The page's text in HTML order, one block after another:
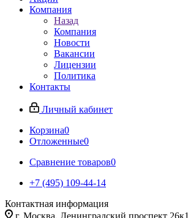
Компания
Назад
Компания
Новости
Вакансии
Лицензии
Политика
Контакты
Личный кабинет
Корзина0
Отложенные0
Сравнение товаров0
+7 (495) 109-44-14
Контактная информация
г. Москва, Ленинградский проспект 26к1